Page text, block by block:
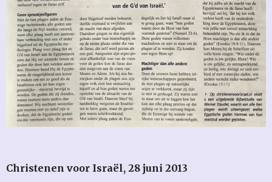
Christenen voor Israël, 28 juni 2013